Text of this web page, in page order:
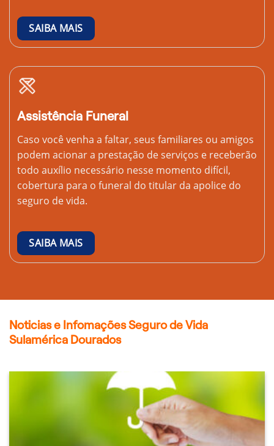
SAIBA MAIS
Assistência Funeral
Caso você venha a faltar, seus familiares ou amigos
podem acionar a prestação de serviços e receberão
todo auxílio necessário nesse momento difícil,
cobertura para o funeral do titular da apolice do
seguro de vida.
SAIBA MAIS
Noticias e Infomações Seguro de Vida
Sulamérica Dourados